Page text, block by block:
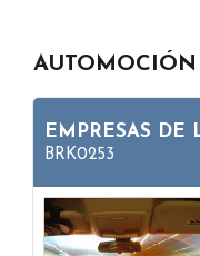
AUTOMOCIÓN
EMPRESAS DE
BRK0253